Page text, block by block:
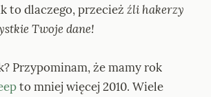
to dlaczego, przecież źli hakerzy
Twoje dane!
Przypominam, że mamy rok
to mniej więcej 2010. Wiele